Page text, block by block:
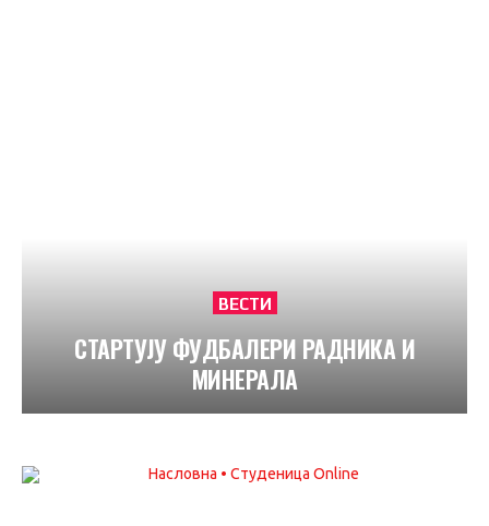
ВЕСТИ
СТАРТУЈУ ФУДБАЛЕРИ РАДНИКА И
МИНЕРАЛА